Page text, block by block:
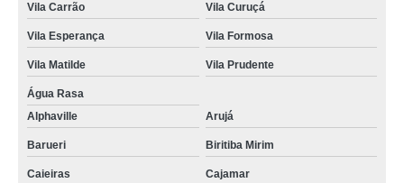
Vila Carrão Vila Curuçá
Vila Esperança Vila Formosa
Vila Matilde Vila Prudente
Água Rasa
Alphaville
Arujá
Barueri Biritiba Mirim
Caieiras Cajamar